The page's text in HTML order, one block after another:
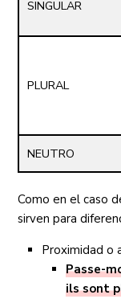
SINGULAR
PLURAL
NEUTRO
Como en el caso
sirven para
Proximidad o
Passe-
ils sont